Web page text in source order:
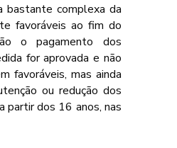
bastante complexa da
favoráveis ao fim do
o pagamento dos
for aprovada e não
favoráveis, mas ainda
ou redução dos
partir dos 16 anos, nas